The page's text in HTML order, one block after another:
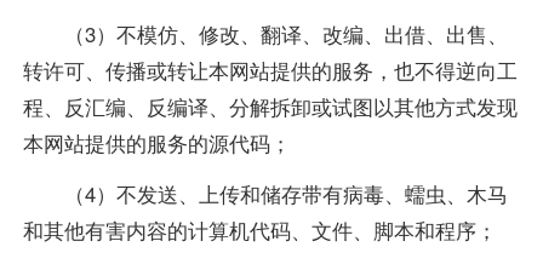
（3）不模仿、修改、翻译、改编、出借、出售、
转许可、传播或转让本网站提供的服务，也不得逆向工
程、反汇编、反编译、分解拆卸或试图以其他方式发现
本网站提供的服务的源代码；
（4）不发送、上传和储存带有病毒、蠕虫、木马
和其他有害内容的计算机代码、文件、脚本和程序；